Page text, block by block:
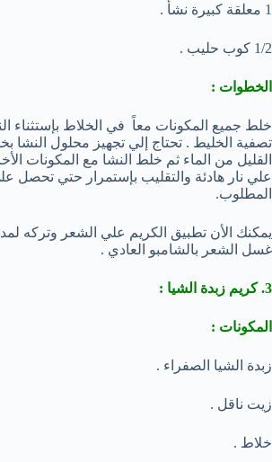
1 معلقة كبيرة نشأ .
1/2 كوب حليب .
الخطوات :
خلط جميع المكونات معاً في الخلاط بإستثناء
تصفية الخليط . تحتاج إلي تجهيز محلول النشا
القليل من الماء ثم خلط النشا مع المكونات
علي نار هادئة والتقليب بإستمرار حتي تحصل
المطلوب.
غسل الشعر بالشامبو العادي .
3. كريم زبدة الشيا :
المكونات :
زبدة الشيا الصفراء .
زيت ناقل .
خلاط .